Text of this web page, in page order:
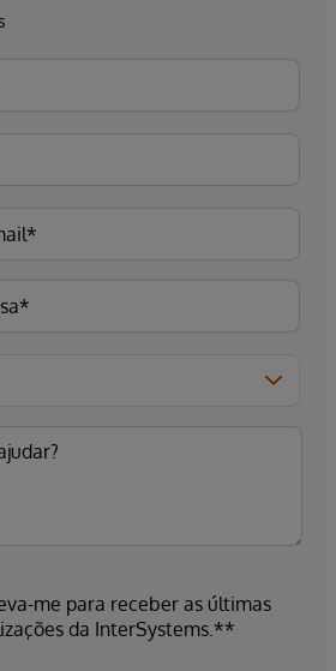
me para receber as últimas
da InterSystems.**